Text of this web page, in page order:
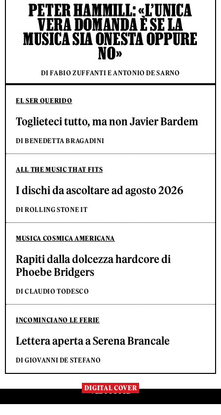
EL SER QUERIDO
Toglieteci tutto, ma non Javier Bardem
DI BENEDETTA BRAGADINI
ALL THE MUSIC THAT FITS
I dischi da ascoltare ad agosto 2026
DI ROLLING STONE IT
MUSICA COSMICA AMERICANA
Rapiti dalla dolcezza hardcore di
Phoebe Bridgers
DI CLAUDIO TODESCO
INCOMINCIANO LE FERIE
Lettera aperta a Serena Brancale
DI GIOVANNI DE STEFANO
PETER HAMMILL: «L’UNICA
VERA DOMANDA È SE LA
MUSICA SIA ONESTA OPPURE
NO»
DI FABIO ZUFFANTI E ANTONIO DE SARNO
DIGITAL COVER
VEDI TUTTE